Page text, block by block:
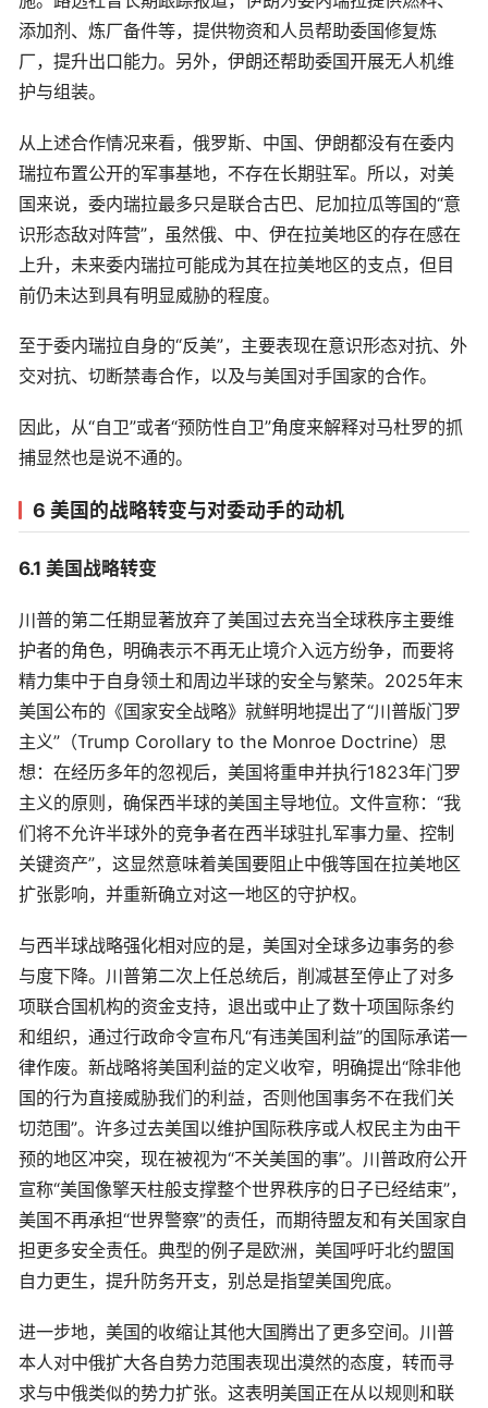
添加剂、炼厂备件等，提供物资和人员帮助委国修复炼
厂，提升出口能力。另外，伊朗还帮助委国开展无人机维
护与组装。
从上述合作情况来看，俄罗斯、中国、伊朗都没有在委内
瑞拉布置公开的军事基地，不存在长期驻军。所以，对美
国来说，委内瑞拉最多只是联合古巴、尼加拉瓜等国的“意
识形态敌对阵营”，虽然俄、中、伊在拉美地区的存在感在
上升，未来委内瑞拉可能成为其在拉美地区的支点，但目
前仍未达到具有明显威胁的程度。
至于委内瑞拉自身的“反美”，主要表现在意识形态对抗、外
交对抗、切断禁毒合作，以及与美国对手国家的合作。
因此，从“自卫”或者“预防性自卫”角度来解释对马杜罗的抓
捕显然也是说不通的。
6 美国的战略转变与对委动手的动机
6.1 美国战略转变
川普的第二任期显著放弃了美国过去充当全球秩序主要维
护者的角色，明确表示不再无止境介入远方纷争，而要将
精力集中于自身领土和周边半球的安全与繁荣。2025年末
美国公布的《国家安全战略》就鲜明地提出了“川普版门罗
主义”（Trump Corollary to the Monroe Doctrine）思
想：在经历多年的忽视后，美国将重申并执行1823年门罗
主义的原则，确保西半球的美国主导地位。文件宣称：“我
们将不允许半球外的竞争者在西半球驻扎军事力量、控制
关键资产”，这显然意味着美国要阻止中俄等国在拉美地区
扩张影响，并重新确立对这一地区的守护权。
与西半球战略强化相对应的是，美国对全球多边事务的参
与度下降。川普第二次上任总统后，削减甚至停止了对多
项联合国机构的资金支持，退出或中止了数十项国际条约
和组织，通过行政命令宣布凡“有违美国利益”的国际承诺一
律作废。新战略将美国利益的定义收窄，明确提出“除非他
国的行为直接威胁我们的利益，否则他国事务不在我们关
切范围”。许多过去美国以维护国际秩序或人权民主为由干
预的地区冲突，现在被视为“不关美国的事”。川普政府公开
宣称“美国像擎天柱般支撑整个世界秩序的日子已经结束”，
美国不再承担“世界警察”的责任，而期待盟友和有关国家自
担更多安全责任。典型的例子是欧洲，美国呼吁北约盟国
自力更生，提升防务开支，别总是指望美国兜底。
进一步地，美国的收缩让其他大国腾出了更多空间。川普
本人对中俄扩大各自势力范围表现出漠然的态度，转而寻
求与中俄类似的势力扩张。这表明美国正在从以规则和联